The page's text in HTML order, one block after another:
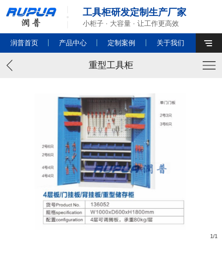
工具柜研发定制生产厂家
小柜子 · 大容量 · 让工作更高效
润普首页 产品中心 定制案例 关于我们
重型工具柜
1/1